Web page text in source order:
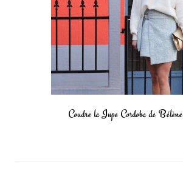
Coudre la Jupe Cordoba de